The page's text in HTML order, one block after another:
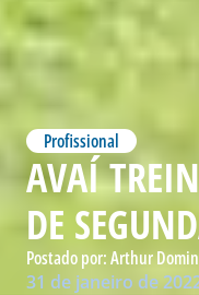
Profissional
AVAÍ
DE
Postado por:Arthur
31 de janeiro de